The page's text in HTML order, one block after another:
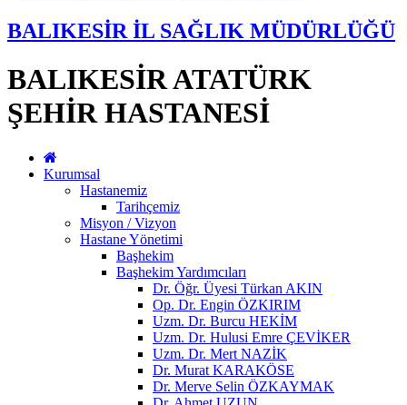
BALIKESİR İL SAĞLIK MÜDÜRLÜĞÜ
BALIKESİR ATATÜRK
ŞEHİR HASTANESİ
Kurumsal
Hastanemiz
Tarihçemiz
Misyon / Vizyon
Hastane Yönetimi
Başhekim
Başhekim Yardımcıları
Dr. Öğr. Üyesi Türkan AKIN
Op. Dr. Engin ÖZKIRIM
Uzm. Dr. Burcu HEKİM
Uzm. Dr. Hulusi Emre ÇEVİKER
Uzm. Dr. Mert NAZİK
Dr. Murat KARAKÖSE
Dr. Merve Selin ÖZKAYMAK